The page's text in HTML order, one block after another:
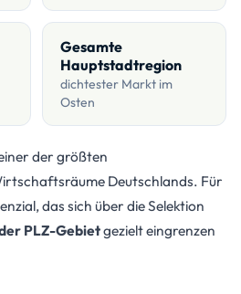
Gesamte
Hauptstadtregion
dichtester Markt im
Osten
der größten
Deutschlands. Für
das sich über die Selektion
PLZ-Gebietgezielt eingrenzen